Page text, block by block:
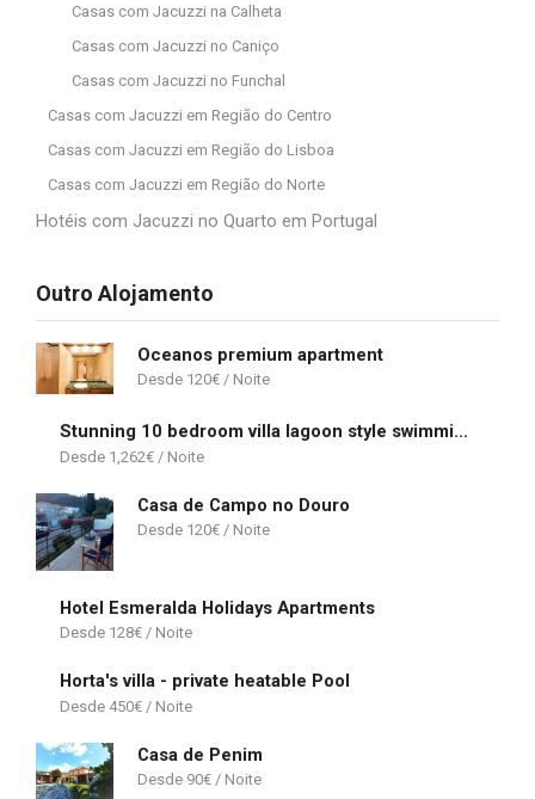
Casas com Jacuzzi na Calheta
Casas com Jacuzzi no Caniço
Casas com Jacuzzi no Funchal
Casas com Jacuzzi em Região do Centro
Casas com Jacuzzi em Região do Lisboa
Casas com Jacuzzi em Região do Norte
Hotéis com Jacuzzi no Quarto em Portugal
Outro Alojamento
Oceanos premium apartment
120€
Stunning 10 bedroom villa lagoon style swimming pool jacuzzi pool table table tennis sauna gym
1,262€
Casa de Campo no Douro
120€
Hotel Esmeralda Holidays Apartments
128€
Horta's villa - private heatable Pool
450€
Casa de Penim
90€